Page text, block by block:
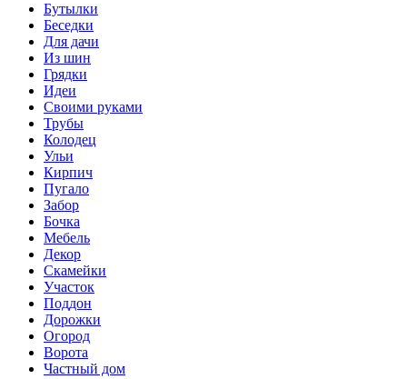
Бутылки
Беседки
Для дачи
Из шин
Грядки
Идеи
Своими руками
Трубы
Колодец
Ульи
Кирпич
Пугало
Забор
Бочка
Мебель
Декор
Скамейки
Участок
Поддон
Дорожки
Огород
Ворота
Частный дом